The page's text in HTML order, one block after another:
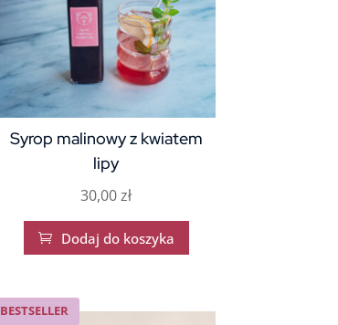
Syrop malinowy z kwiatem
lipy
30,00zł
 Dodaj do koszyka
BESTSELLER